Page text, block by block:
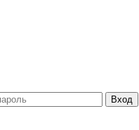
Вход